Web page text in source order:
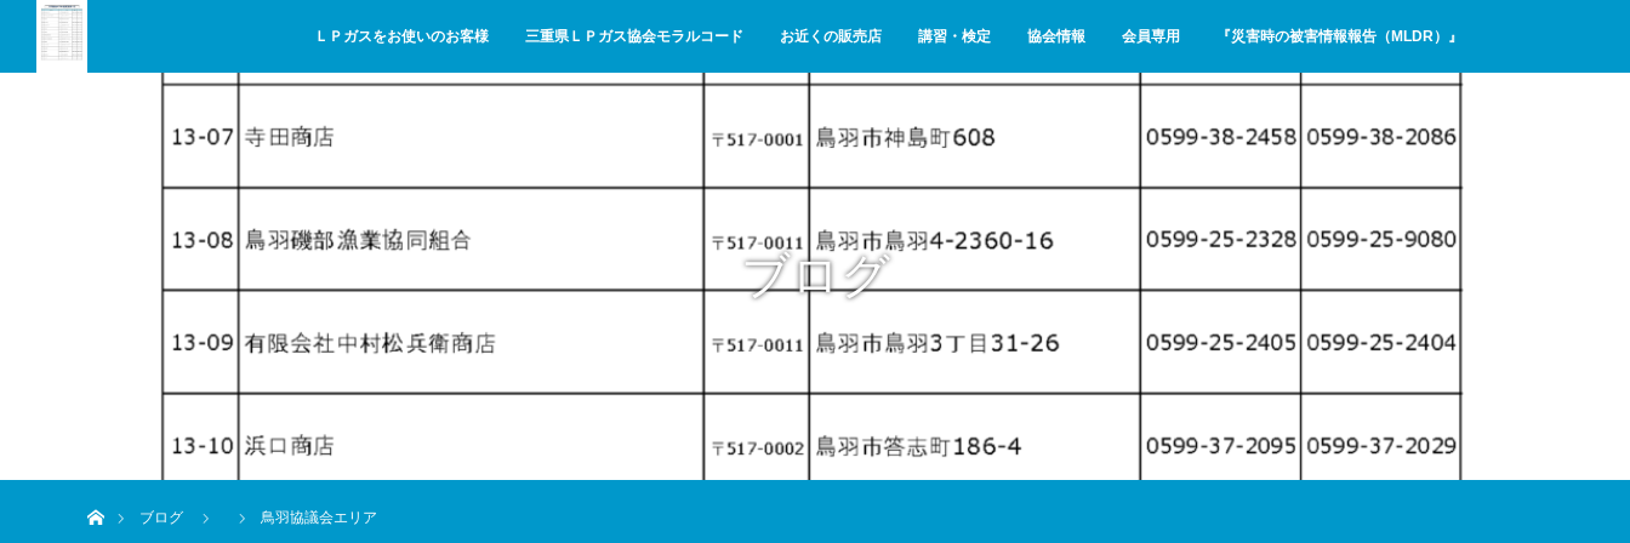
ＬＰガスをお使いのお客様 三重県ＬＰガス協会モラルコード お近くの販売店 講習・検定 協会情報 会員専用 『災害時の被害情報報告（MLDR）』
ブログ
ブログ
鳥羽協議会エリア